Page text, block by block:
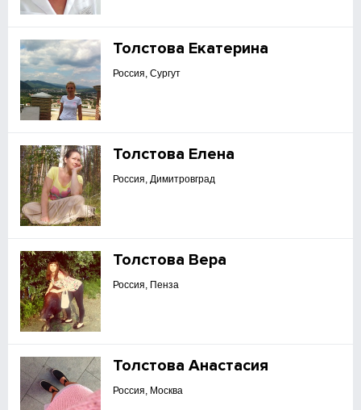
Толстова Екатерина
Россия, Сургут
Толстова Елена
Россия, Димитровград
Толстова Вера
Россия, Пенза
Толстова Анастасия
Россия, Москва